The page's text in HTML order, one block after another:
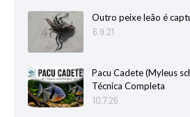
Outro peixe leão é
6.9.21
Pacu Cadete (Myleus
Técnica Completa
10.7.26